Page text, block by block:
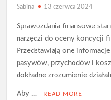
Sabina 13 czerwca 2024
Sprawozdania finansowe
narzędzi do oceny kondycji
Przedstawiają one
pasywów, przychodów i
dokładne zrozumienie
Aby … READ MORE